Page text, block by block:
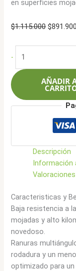
en superficies
$1.115.000El
$891.900
-
245/70R19.5
141/140J
ARR603
cantidad
AÑADIR
Descripción
Información
Caracteristicas y
Baja resistencia a
mojadas y alto
novedoso.
Ranuras
rodadura y un
optimizado para